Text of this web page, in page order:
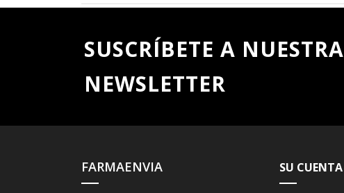
SUSCRÍBETE A NUESTRA
NEWSLETTER
FARMAENVIA SU CUENTA